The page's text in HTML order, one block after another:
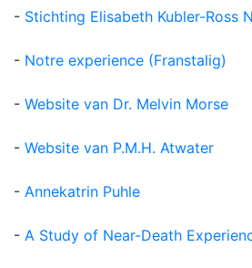
- Stichting Elisabeth Kubler-Ross
- Notre experience (Franstalig)
- Website van Dr. Melvin Morse
- Website van P.M.H. Atwater
- Annekatrin Puhle
- A Study of Near-Death